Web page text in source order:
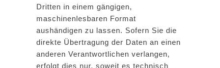
Dritten in einem gängigen,
maschinenlesbaren Format
aushändigen zu lassen. Sofern Sie die
direkte Übertragung der Daten an einen
anderen Verantwortlichen verlangen,
erfolgt dies nur, soweit es technisch